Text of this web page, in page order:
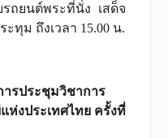
ระที่นั่ง เสด็จ
ทุม ถึงเวลา 15.00 น.
ารประชุมวิชาการ
ห่งประเทศไทย ครั้งที่